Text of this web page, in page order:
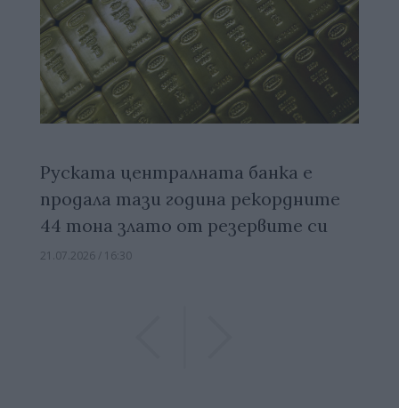
Руската централната банка е
продала тази година рекордните
44 тона злато от резервите си
21.07.2026 / 16:30